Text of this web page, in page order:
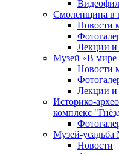
Смоленщина в
Новости
Лекции и
Музей «В мире
Новости
Лекции и
Историко-
комплекс
Музей-
Новости